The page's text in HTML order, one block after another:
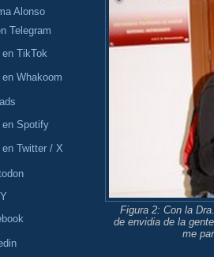
Alonso
Telegram
TikTok
Whakoom
en Spotify
Twitter / X
Figura 2: Con la
de envidia de la
me